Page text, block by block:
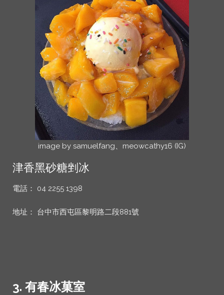
image by samuelfang、meowcathy16 (IG)
津香黑砂糖剉冰
電話： 04 2255 1398
地址： 台中市西屯區黎明路二段881號
3. 有春冰菓室